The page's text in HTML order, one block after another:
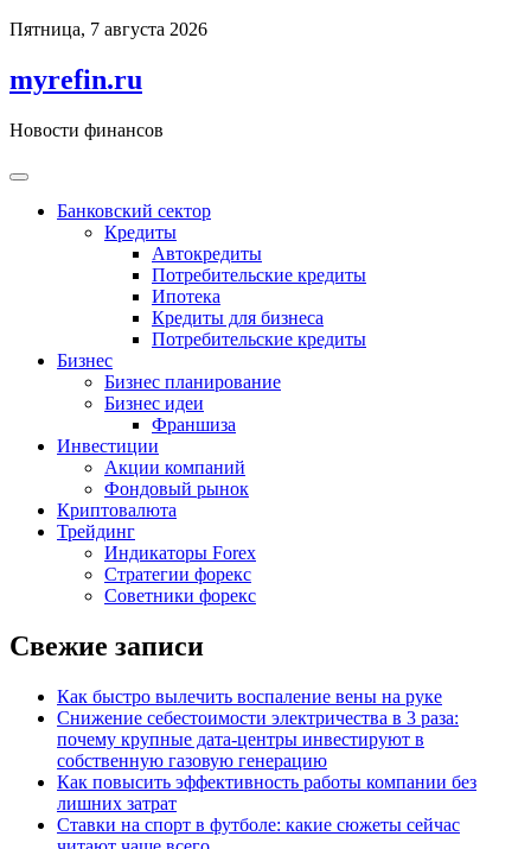
Перейти
содержимому
Пятница, 7 августа 2026
myrefin.ru
Новости финансов
Банковский сектор
Кредиты
Автокредиты
Потребительские кредиты
Ипотека
Кредиты для бизнеса
Потребительские кредиты
Бизнес
Бизнес планирование
Бизнес идеи
Франшиза
Инвестиции
Акции компаний
Фондовый рынок
Криптовалюта
Трейдинг
Индикаторы Forex
Стратегии форекс
Советники форекс
Свежие записи
Как быстро вылечить воспаление вены на руке
Снижение себестоимости электричества в 3 раза:
почему крупные дата-центры инвестируют в
собственную газовую генерацию
Как повысить эффективность работы компании без
лишних затрат
Ставки на спорт в футболе: какие сюжеты сейчас